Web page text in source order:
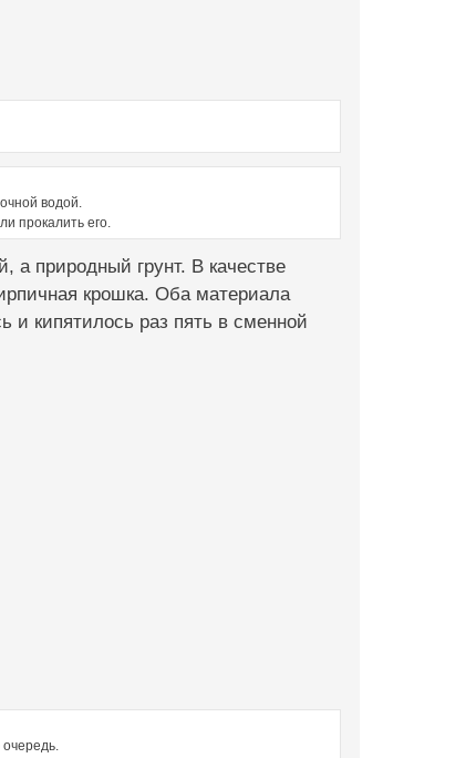
водой.
прокалить его.
природный грунт. В качестве
крошка. Оба материала
и кипятилось раз пять в сменной